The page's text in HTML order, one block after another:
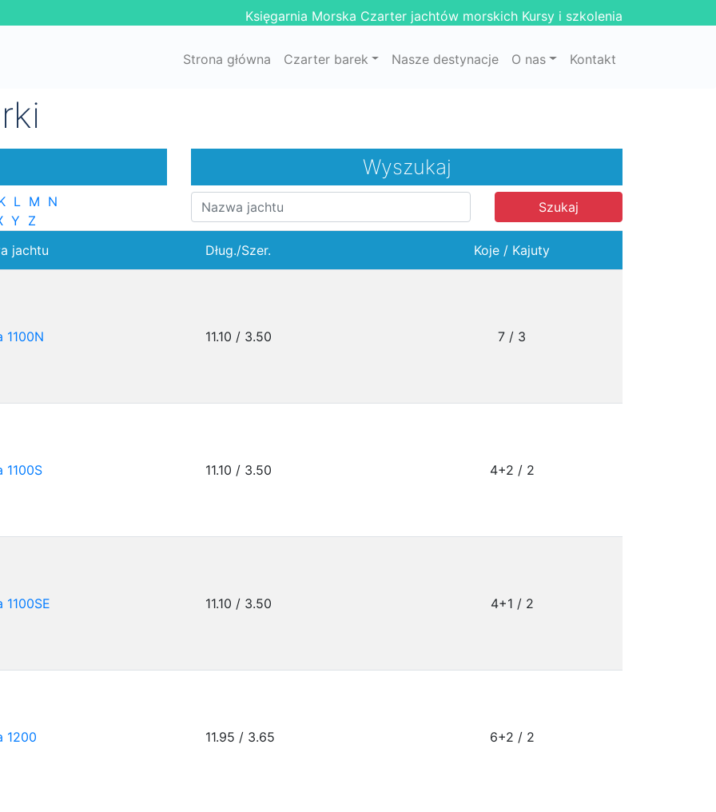
Księgarnia Morska Czarter jachtów morskich Kursy i szkolenia
Strona główna Czarter barek Nasze destynacje O nas Kontakt
L M N
Y Z
Wyszukaj
Szukaj
jachtu Dług./Szer. Koje / Kajuty
1100N 11.10 / 3.50 7 / 3
1100S 11.10 / 3.50 4+2 / 2
1100SE 11.10 / 3.50 4+1 / 2
1200 11.95 / 3.65 6+2 / 2